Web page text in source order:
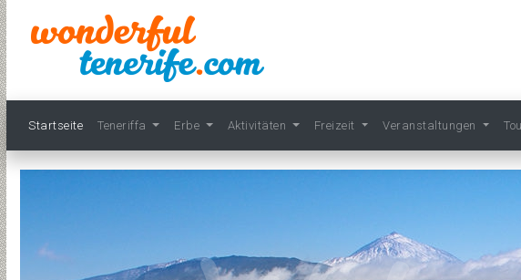
Startseite Teneriffa Erbe Aktivitäten Freizeit Veranstaltungen